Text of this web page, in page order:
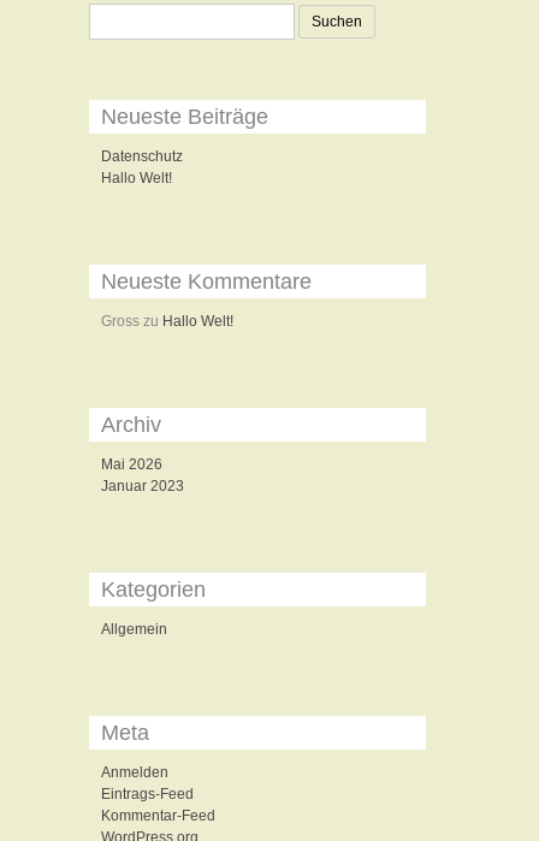
Suchen
Neueste Beiträge
Datenschutz
Hallo Welt!
Neueste Kommentare
Gross zu Hallo Welt!
Archiv
Mai 2026
Januar 2023
Kategorien
Allgemein
Meta
Anmelden
Eintrags-Feed
Kommentar-Feed
WordPress.org